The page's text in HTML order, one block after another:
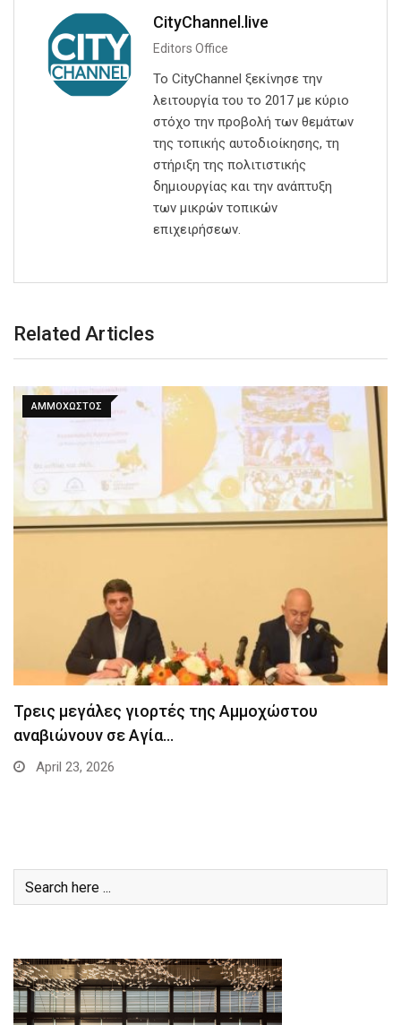
CityChannel.live
Editors Office
Το CityChannel ξεκίνησε την
λειτουργία του το 2017 με κύριο
στόχο την προβολή των θεμάτων
της τοπικής αυτοδιοίκησης, τη
στήριξη της πολιτιστικής
δημιουργίας και την ανάπτυξη
των μικρών τοπικών
επιχειρήσεων.
Related Articles
ΑΜΜΟΧΩΣΤΟΣ
Τρεις μεγάλες γιορτές της Αμμοχώστου
αναβιώνουν σε Αγία…
April 23, 2026